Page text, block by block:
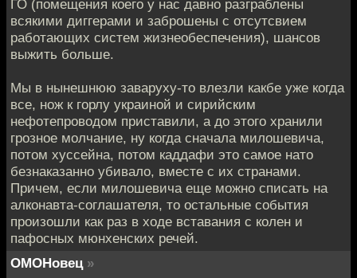
ГО (помещения коего у нас давно разграблены
всякими диггерами и заброшены с отсутсвием
работающих систем жизнеобеспечения), шансов
выжить больше.
Мы в нынешнюю заваруху-то влезли какбе уже когда
все, нож к горлу украиной и сирийским
нефотепроводом приставили, а до этого хранили
грозное молчание, ну когда сначала милошевича,
потом хуссейна, потом каддафи это самое нато
безнаказанно убивало, вместе с их странами.
Причем, если милошевича еще можно списать на
алконавта-соглашателя, то остальные события
произошли как раз в ходе вставания с колен и
пафосных мюнхенских речей.
ОМОНовец »